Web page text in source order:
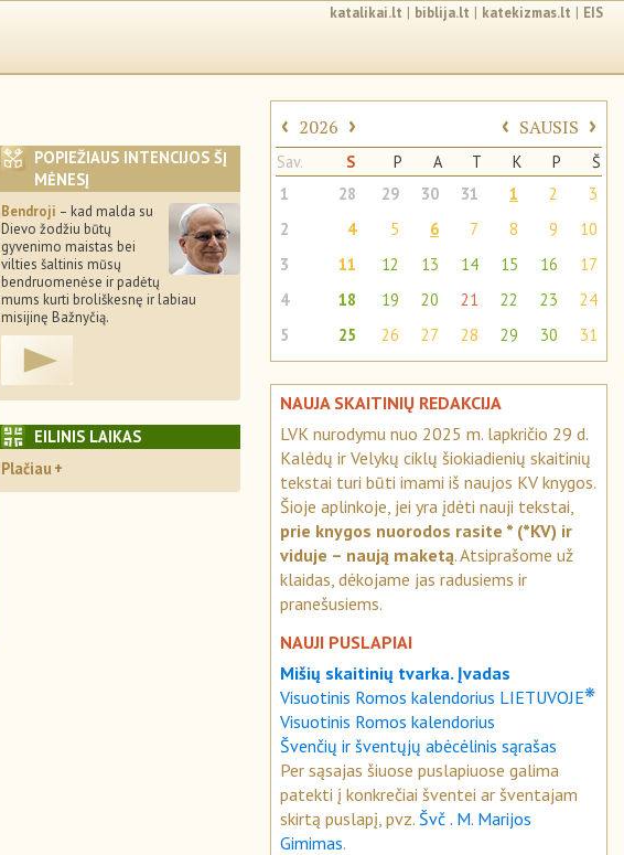
katalikai.lt | biblija.lt | katekizmas.lt | EIS
POPIEŽIAUS INTENCIJOS ŠĮ
MĖNESĮ
Bendroji – kad malda su
Dievo žodžiu būtų
gyvenimo maistas bei
vilties šaltinis mūsų
bendruomenėse ir padėtų
mums kurti broliškesnę ir labiau
misijinę Bažnyčią.
EILINIS LAIKAS
Plačiau
‹ 2026 › ‹ SAUSIS ›
Sav. S P A T K P
Š
1
28 29 30 31 1 2
3
2
4 5 6 7 8 9
10
3
11 12 13 14 15 16
17
4
18 19 20 21 22 23
24
5
25 26 27 28 29 30 31
NAUJA SKAITINIŲ REDAKCIJA
LVK nurodymu nuo 2025 m. lapkričio 29 d.
Kalėdų ir Velykų ciklų šiokiadienių skaitinių
tekstai turi būti imami iš naujos KV knygos.
Šioje aplinkoje, jei yra įdėti nauji tekstai,
prie knygos nuorodos rasite * (*KV) ir
viduje – naują maketą. Atsiprašome už
klaidas, dėkojame jas radusiems ir
pranešusiems.
NAUJI PUSLAPIAI
Mišių skaitinių tvarka. Įvadas
Visuotinis Romos kalendorius LIETUVOJE❋
Visuotinis Romos kalendorius
Švenčių ir šventųjų abėcėlinis sąrašas
Per sąsajas šiuose puslapiuose galima
patekti į konkrečiai šventei ar šventajam
skirtą puslapį, pvz. Švč . M. Marijos
Gimimas.